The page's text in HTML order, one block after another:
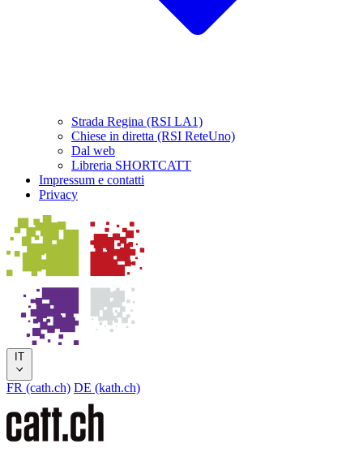
Strada Regina (RSI LA1)
Chiese in diretta (RSI ReteUno)
Dal web
Libreria SHORTCATT
Impressum e contatti
Privacy
IT
FR (cath.ch) DE (kath.ch)